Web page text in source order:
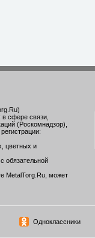
в сфере связи,
(Роскомнадзор),
цветных и
обязательной
MetalTorg.Ru, может
Одноклассники